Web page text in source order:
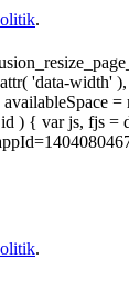
.
'data-
{ var js, fjs =
.